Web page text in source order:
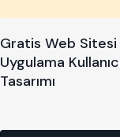
Gratis Web
Uygulama
Tasarımı